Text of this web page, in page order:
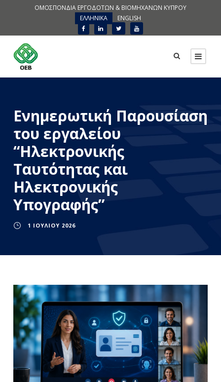
ΟΜΟΣΠΟΝΔΙΑ ΕΡΓΟΔΟΤΩΝ & ΒΙΟΜΗΧΑΝΩΝ ΚΥΠΡΟΥ
ΕΛΛΗΝΙΚΑ
ENGLISH
Ενημερωτική Παρουσίαση
του εργαλείου
“Ηλεκτρονικής
Ταυτότητας και
Ηλεκτρονικής
Υπογραφής”
1 ΙΟΥΛΊΟΥ 2026